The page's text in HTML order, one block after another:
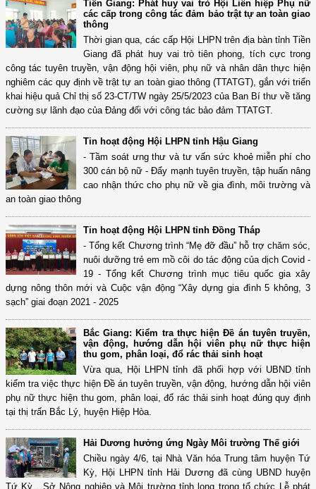
Tiền Giang: Phát huy vai trò Hội Liên hiệp Phụ nữ
các cấp trong công tác đảm bảo trật tự an toàn giao
thông
Thời gian qua, các cấp Hội LHPN trên địa bàn tỉnh Tiền
Giang đã phát huy vai trò tiên phong, tích cực trong
công tác tuyên truyền, vận động hội viên, phụ nữ và nhân dân thực hiện
nghiêm các quy định về trật tự an toàn giao thông (TTATGT), gắn với triển
khai hiệu quả Chỉ thị số 23-CT/TW ngày 25/5/2023 của Ban Bí thư về tăng
cường sự lãnh đạo của Đảng đối với công tác bảo đảm TTATGT.
Tin hoạt động Hội LHPN tỉnh Hậu Giang
- Tầm soát ưng thư và tư vấn sức khoẻ miễn phí cho
300 cán bộ nữ - Đẩy mạnh tuyên truyền, tập huấn nâng
cao nhận thức cho phụ nữ về gia đình, môi trường và
an toàn giao thông
Tin hoạt động Hội LHPN tỉnh Đồng Tháp
- Tổng kết Chương trình “Mẹ đỡ đầu” hỗ trợ chăm sóc,
nuôi dưỡng trẻ em mồ côi do tác động của dịch Covid -
19 - Tổng kết Chương trình mục tiêu quốc gia xây
dựng nông thôn mới và Cuộc vận động “Xây dựng gia đình 5 không, 3
sạch” giai đoạn 2021 - 2025
Bắc Giang: Kiểm tra thực hiện Đề án tuyên truyền,
vận động, hướng dẫn hội viên phụ nữ thực hiện
thu gom, phân loại, đổ rác thải sinh hoạt
Vừa qua, Hội LHPN tỉnh đã phối hợp với UBND tỉnh
kiểm tra việc thực hiện Đề án tuyên truyền, vận động, hướng dẫn hội viên
phụ nữ thực hiện thu gom, phân loại, đổ rác thải sinh hoạt đúng quy định
tại thị trấn Bắc Lý, huyện Hiệp Hòa.
Hải Dương hưởng ứng Ngày Môi trường Thế giới
Chiều ngày 4/6, tại Nhà Văn hóa Trung tâm huyện Tứ
Kỳ, Hội LHPN tỉnh Hải Dương đã cùng UBND huyện
Tứ Kỳ , Sở Nông nghiệp và Môi trường tỉnh long trọng tổ chức Lễ phát